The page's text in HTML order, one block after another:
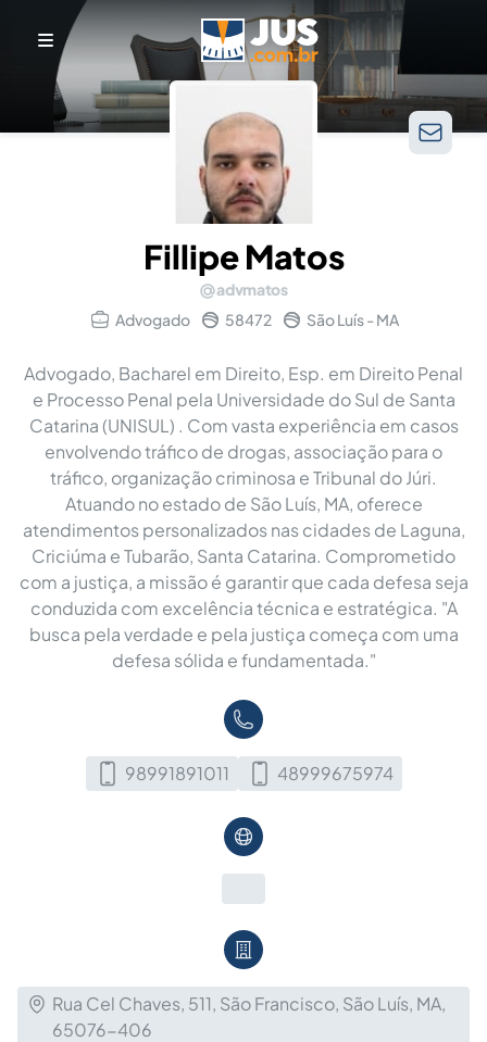
Fillipe Matos
advmatos
Advogado
58472 São Luís - MA
Advogado, Bacharel em Direito, Esp. em Direito Penal
e Processo Penal pela Universidade do Sul de Santa
Catarina (UNISUL) . Com vasta experiência em casos
envolvendo tráfico de drogas, associação para o
tráfico, organização criminosa e Tribunal do Júri.
Atuando no estado de São Luís, MA, oferece
atendimentos personalizados nas cidades de Laguna,
Criciúma e Tubarão, Santa Catarina. Comprometido
com a justiça, a missão é garantir que cada defesa seja
conduzida com excelência técnica e estratégica. "A
busca pela verdade e pela justiça começa com uma
defesa sólida e fundamentada."
98991891011 48999675974
Rua Cel Chaves, 511, São Francisco, São Luís, MA,
65076-406